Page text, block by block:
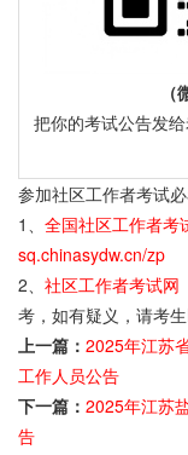
把你的考试公告发
参加社区工作者考试必
1、 全国社区工作者考
sq.chinasydw.cn/zp
2、 社区工作者考试网
考，如有疑义，请考
上一篇： 2025年江苏
工作人员公告
下一篇： 2025年江苏
告